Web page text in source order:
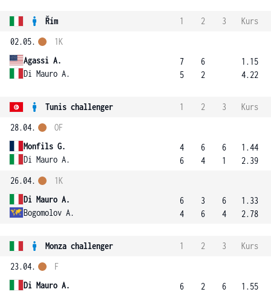
Řím 1 2 3
Kurs
02.05.
Agassi A.
Di Mauro A.
1K
7
5
6
2
1.15
4.22
Tunis challenger 1 2 3
Kurs
28.04.
Monfils G.
Di Mauro A.
OF
4
6
6
4
6
1
1.44
2.39
26.04.
Di Mauro A.
Bogomolov A.
1K
6
4
3
6
6
4
1.33
2.78
Monza challenger 1 2 3
Kurs
23.04.
Di Mauro A.
F
6
2
6
1.55